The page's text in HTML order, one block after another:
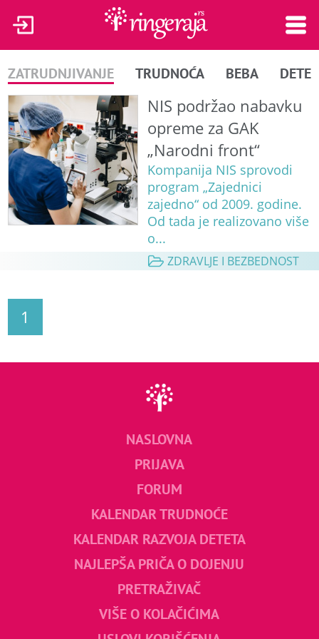
ZATRUDNJIVANJE TRUDNOĆA BEBA DETE
NIS podržao nabavku
opreme za GAK
„Narodni front“
Kompanija NIS sprovodi
program „Zajednici
zajedno“ od 2009. godine.
Od tada je realizovano više
o...
ZDRAVLJE I BEZBEDNOST
1
NASLOVNA
PRIJAVA
FORUM
KALENDAR TRUDNOĆE
KALENDAR RAZVOJA DETETA
NAJLEPŠA PRIČA O DOJENJU
PRETRAŽIVAČ
VIŠE O KOLAČIĆIMA